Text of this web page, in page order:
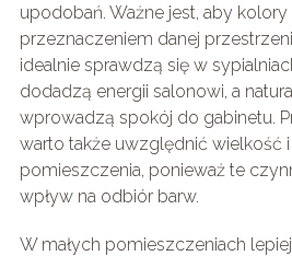
upodobań. Ważne jest, aby
przeznaczeniem danej
idealnie sprawdzą się w
dodadzą energii salonowi, a
wprowadzą spokój do gabinetu.
warto także uwzględnić wielkość
pomieszczenia, ponieważ te
wpływ na odbiór barw.
W małych pomieszczeniach